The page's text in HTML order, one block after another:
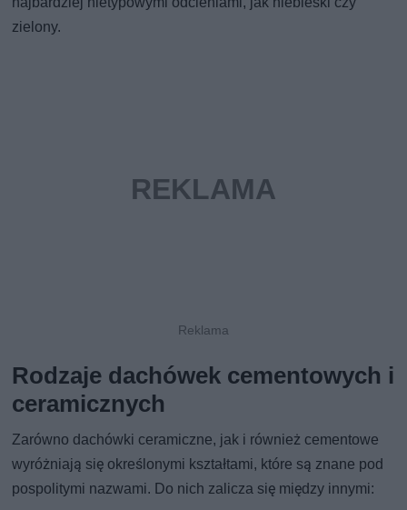
zielony.
Rodzaje dachówek cementowych i
ceramicznych
Zarówno dachówki ceramiczne, jak i również cementowe
wyróżniają się określonymi kształtami, które są znane pod
pospolitymi nazwami. Do nich zalicza się między innymi: